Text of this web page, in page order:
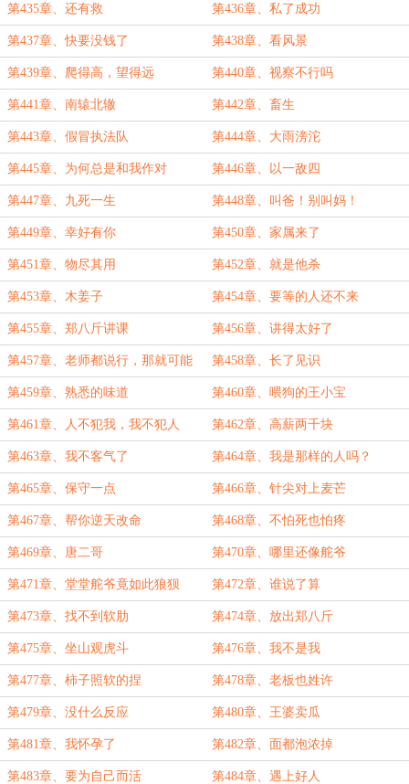
第435章、还有救 第436章、私了成功
第437章、快要没钱了 第438章、看风景
第439章、爬得高，望得远 第440章、视察不行吗
第441章、南辕北辙 第442章、畜生
第443章、假冒执法队 第444章、大雨滂沱
第445章、为何总是和我作对 第446章、以一敌四
第447章、九死一生 第448章、叫爸！别叫妈！
第449章、幸好有你 第450章、家属来了
第451章、物尽其用 第452章、就是他杀
第453章、木姜子 第454章、要等的人还不来
第455章、郑八斤讲课 第456章、讲得太好了
第457章、老师都说行，那就可能
行！
第458章、长了见识
第459章、熟悉的味道 第460章、喂狗的王小宝
第461章、人不犯我，我不犯人 第462章、高薪两千块
第463章、我不客气了 第464章、我是那样的人吗？
第465章、保守一点 第466章、针尖对上麦芒
第467章、帮你逆天改命 第468章、不怕死也怕疼
第469章、唐二哥 第470章、哪里还像舵爷
第471章、堂堂舵爷竟如此狼狈 第472章、谁说了算
第473章、找不到软肋 第474章、放出郑八斤
第475章、坐山观虎斗 第476章、我不是我
第477章、柿子照软的捏 第478章、老板也姓许
第479章、没什么反应 第480章、王婆卖瓜
第481章、我怀孕了 第482章、面都泡浓掉
第483章、要为自己而活 第484章、遇上好人